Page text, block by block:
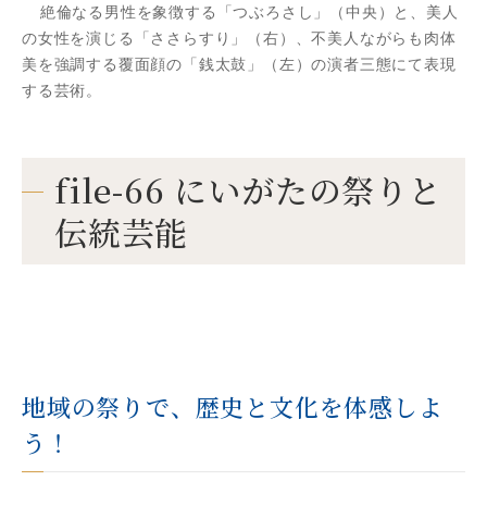
絶倫なる男性を象徴する「つぶろさし」（中央）と、美人
の女性を演じる「ささらすり」（右）、不美人ながらも肉体
美を強調する覆面顔の「銭太鼓」（左）の演者三態にて表現
する芸術。
file-66 にいがたの祭りと
伝統芸能
地域の祭りで、歴史と文化を体感しよ
う！